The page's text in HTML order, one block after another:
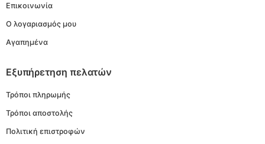
Επικοινωνία
Ο λογαριασμός μου
Αγαπημένα
Εξυπήρετηση πελατών
Τρόποι πληρωμής
Τρόποι αποστολής
Πολιτική επιστροφών